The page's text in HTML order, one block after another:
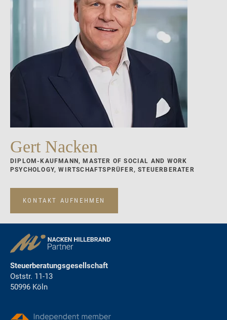
Gert Nacken
DIPLOM-KAUFMANN, MASTER OF SOCIAL AND WORK
PSYCHOLOGY, WIRTSCHAFTSPRÜFER, STEUERBERATER
KONTAKT AUFNEHMEN
Steuerberatungsgesellschaft
Oststr. 11-13
50996 Köln